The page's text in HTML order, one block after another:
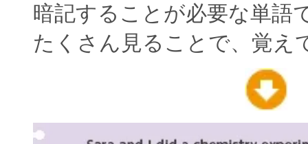
暗記することが必要な単語
たくさん見ることで、覚え